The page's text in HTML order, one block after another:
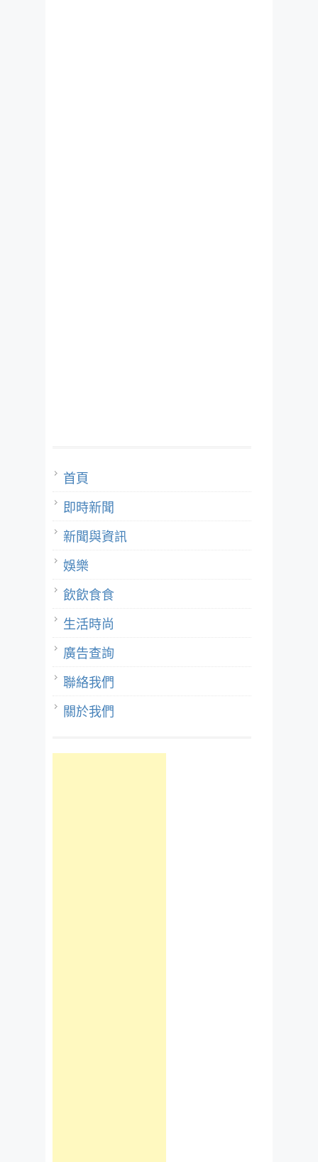
首頁
即時新聞
新聞與資訊
娛樂
飲飲食食
生活時尚
廣告查詢
聯絡我們
關於我們